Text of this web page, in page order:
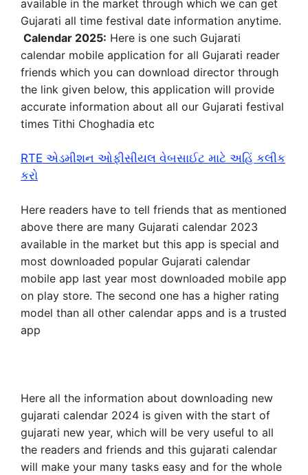
available in the market through which we can get
Gujarati all time festival date information anytime.
Calendar 2025: Here is one such Gujarati
calendar mobile application for all Gujarati reader
friends which you can download director through
the link given below, this application will provide
accurate information about all our Gujarati festival
times Tithi Choghadia etc
RTE એડમીશન ઓફીસીયલ વેબસાઈટ માટે અહિં કલીક
કરો
Here readers have to tell friends that as mentioned
above there are many Gujarati calendar 2023
available in the market but this app is special and
most downloaded popular Gujarati calendar
mobile app last year most downloaded mobile app
on play store. The second one has a higher rating
model than all other calendar apps and is a trusted
app
Here all the information about downloading new
gujarati calendar 2024 is given with the start of
gujarati new year, which will be very useful to all
the readers and friends and this gujarati calendar
will make your many tasks easy and for the whole